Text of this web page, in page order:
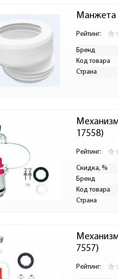
Манжета
Рейтинг:
Бренд
Код товара
Страна
17558)
Рейтинг:
Скидка, %
Бренд
Код товара
Страна
7557)
Рейтинг: